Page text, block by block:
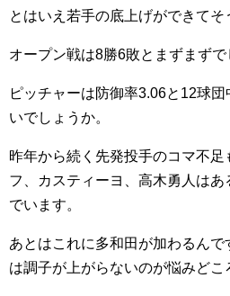
とはいえ若手の底上げができてそ
オープン戦は8勝6敗とまずまずで
ピッチャーは防御率3.06と12球
いでしょうか。
昨年から続く先発投手のコマ不
フ、カスティーヨ、高木勇人は
でいます。
あとはこれに多和田が加わるん
は調子が上がらないのが悩みどこ